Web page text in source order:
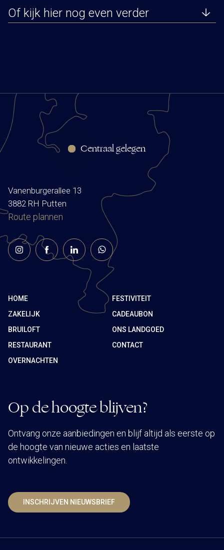
Of kijk hier nog even verder
Centraal gelegen
Vanenburgerallee 13
3882 RH Putten
Route plannen
HOME
FESTIVITEIT
ZAKELIJK
CADEAUBON
BRUILOFT
ONS LANDGOED
RESTAURANT
CONTACT
OVERNACHTEN
Op de hoogte blijven?
Ontvang onze aanbiedingen en blijf altijd als eerste op
de hoogte van nieuwe acties en laatste
ontwikkelingen.
INSCHRIJVEN NIEUWSBRIEF